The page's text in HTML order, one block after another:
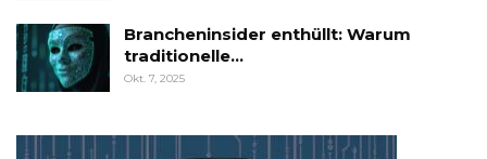
Brancheninsider enthüllt: Warum
traditionelle…
Okt. 7, 2025